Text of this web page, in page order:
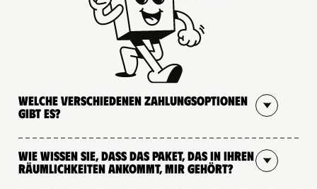
Welche verschiedenen Zahlungsoptionen
gibt es?
Wie wissen Sie, dass das Paket, das in Ihren
Räumlichkeiten ankommt, mir gehört?